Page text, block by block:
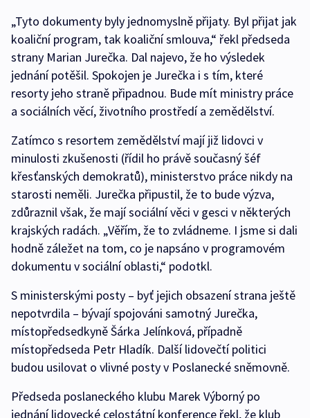
„Tyto dokumenty byly jednomyslně přijaty. Byl přijat jak
koaliční program, tak koaliční smlouva,“ řekl předseda
strany Marian Jurečka. Dal najevo, že ho výsledek
jednání potěšil. Spokojen je Jurečka i s tím, které
resorty jeho straně připadnou. Bude mít ministry práce
a sociálních věcí, životního prostředí a zemědělství.
Zatímco s resortem zemědělství mají již lidovci v
minulosti zkušenosti (řídil ho právě současný šéf
křesťanských demokratů), ministerstvo práce nikdy na
starosti neměli. Jurečka připustil, že to bude výzva,
zdůraznil však, že mají sociální věci v gesci v některých
krajských radách. „Věřím, že to zvládneme. I jsme si dali
hodně záležet na tom, co je napsáno v programovém
dokumentu v sociální oblasti,“ podotkl.
S ministerskými posty – byť jejich obsazení strana ještě
nepotvrdila – bývají spojováni samotný Jurečka,
místopředsedkyně Šárka Jelínková, případně
místopředseda Petr Hladík. Další lidovečtí politici
budou usilovat o vlivné posty v Poslanecké sněmovně.
Předseda poslaneckého klubu Marek Výborný po
jednání lidovecké celostátní konference řekl, že klub